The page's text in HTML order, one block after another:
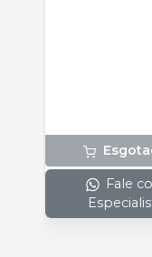
Fale